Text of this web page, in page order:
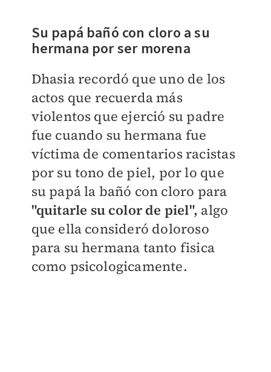
Su papá bañó con cloro a su
hermana por ser morena
Dhasia recordó que uno de los
actos que recuerda más
violentos que ejerció su padre
fue cuando su hermana fue
víctima de comentarios racistas
por su tono de piel, por lo que
su papá la bañó con cloro para
"quitarle su color de piel", algo
que ella consideró doloroso
para su hermana tanto fisica
como psicologicamente.